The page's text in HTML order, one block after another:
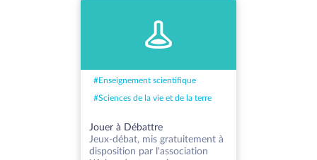
#Enseignement scientifique
#Sciences de la vie et de la terre
Jouer à Débattre
Jeux-débat, mis gratuitement à
disposition par l'association